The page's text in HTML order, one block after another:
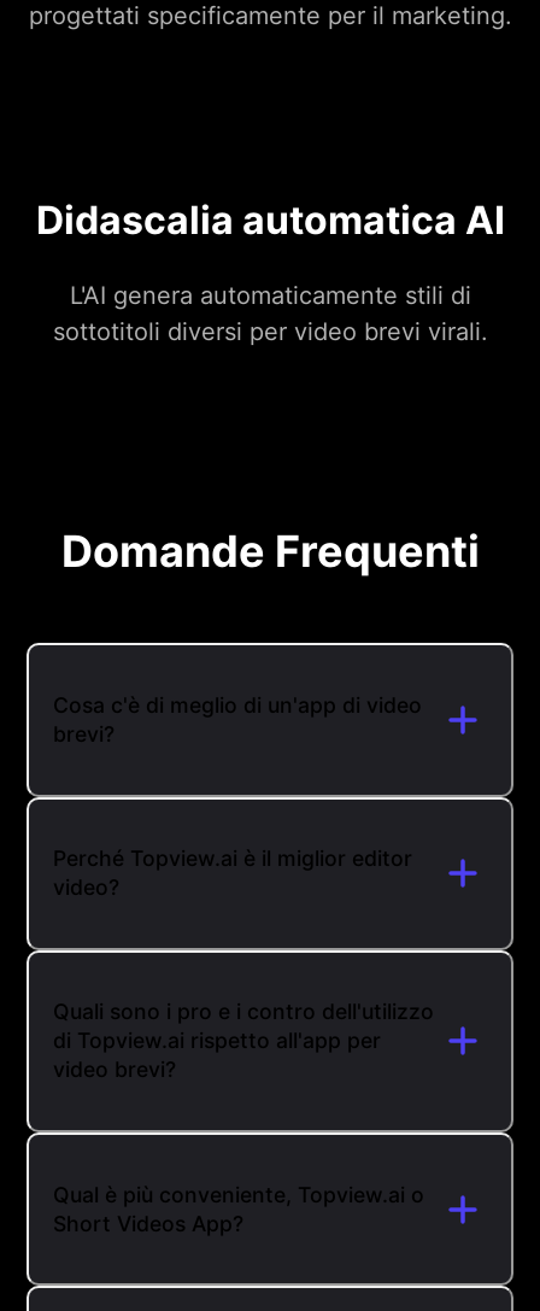
progettati specificamente per il marketing.
Didascalia automatica AI
L'AI genera automaticamente stili di
sottotitoli diversi per video brevi virali.
Domande Frequenti
Cosa c'è di meglio di un'app di video
brevi?
Perché Topview.ai è il miglior editor
video?
Quali sono i pro e i contro dell'utilizzo
di Topview.ai rispetto all'app per
video brevi?
Qual è più conveniente, Topview.ai o
Short Videos App?